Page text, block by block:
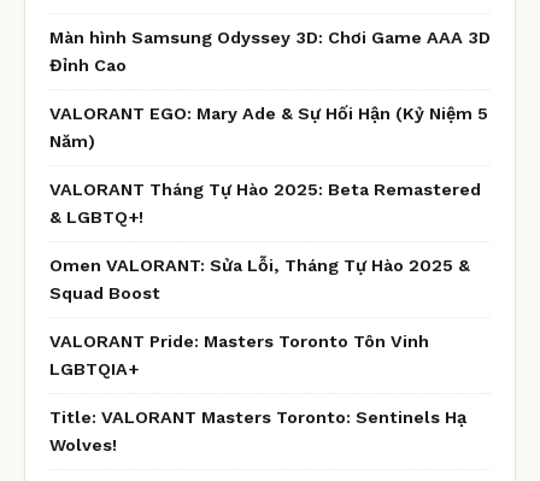
Màn hình Samsung Odyssey 3D: Chơi Game AAA 3D
Đỉnh Cao
VALORANT EGO: Mary Ade & Sự Hối Hận (Kỷ Niệm 5
Năm)
VALORANT Tháng Tự Hào 2025: Beta Remastered
& LGBTQ+!
Omen VALORANT: Sửa Lỗi, Tháng Tự Hào 2025 &
Squad Boost
VALORANT Pride: Masters Toronto Tôn Vinh
LGBTQIA+
Title: VALORANT Masters Toronto: Sentinels Hạ
Wolves!